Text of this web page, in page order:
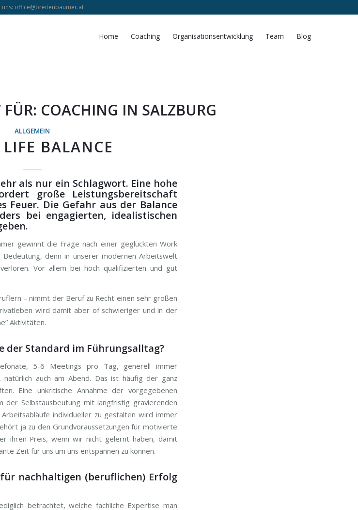
uns: office@breitenbaumer.at
Home Coaching Organisationsentwicklung Team Blog
COACHING IN SALZBURG
ALLGEMEIN
BALANCE
als nur ein Schlagwort. Eine hohe
große Leistungsbereitschaft
Feuer. Die Gefahr aus der Balance
bei engagierten, idealistischen
gewinnt die Frage nach einer geglückten Work
denn in unserer modernen Arbeitswelt
Vor allem bei hoch qualifizierten und gut
– nimmt der Beruf zu Recht einen sehr großen
wird damit aber of schwieriger und in der
Aktivitäten.
der Standard im Führungsalltag?
5-6 Meetings pro Tag, generell immer
auch am Abend. Das ist häufig der ganz
Eine unkritische Annahme der vorgegebenen
der Selbstausbeutung mit langfristig gravierenden
individueller zu gestalten wird immer
ja zu den Grundvoraussetzungen für motivierte
ihren Preis, wenn wir nicht gelernt haben, damit
Zeit für uns um uns entspannen zu können.
nachhaltigen (beruflichen) Erfolg
betrachtet, welche fachliche Expertise man